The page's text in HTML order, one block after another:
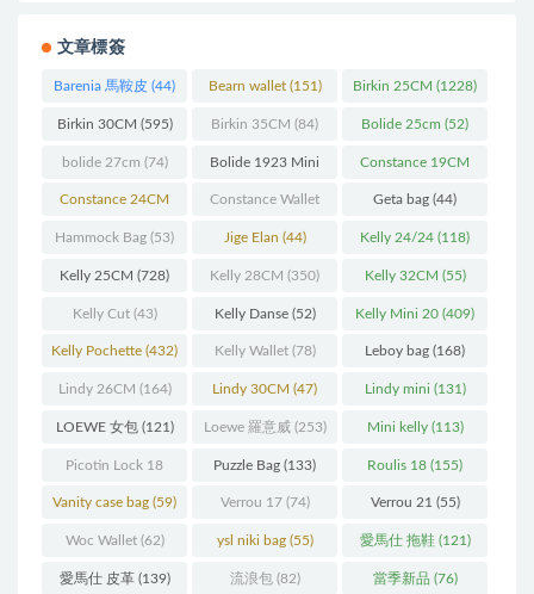
文章標簽
Barenia 馬鞍皮 (44) Bearn wallet(151) Birkin 25CM (1228)
Birkin 30CM (595) Birkin 35CM (84) Bolide 25cm (52)
bolide 27cm (74) Bolide 1923 Mini
(93)
Constance 19CM
(571)
Constance 24CM
(216)
Constance Wallet
(60)
Geta bag (44)
Hammock Bag (53) Jige Elan (44) Kelly 24/24 (118)
Kelly 25CM (728) Kelly 28CM (350) Kelly 32CM (55)
Kelly Cut(43) Kelly Danse(52) Kelly Mini 20 (409)
Kelly Pochette (432) Kelly Wallet(78) Leboy bag (168)
Lindy 26CM (164) Lindy 30CM (47) Lindy mini (131)
LOEWE 女包(121) Loewe 羅意威(253) Mini kelly(113)
Picotin Lock 18
(202)
Puzzle Bag (133) Roulis 18 (155)
Vanity case bag (59) Verrou 17(74) Verrou 21 (55)
Woc Wallet(62) ysl niki bag(55) 愛馬仕 拖鞋(121)
愛馬仕 皮革(139) 流浪包(82) 當季新品 (76)